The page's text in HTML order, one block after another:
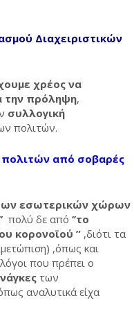
Διαχειριστικών
χρέος να
την πρόληψη,
συλλογική
πολιτών.
πολιτών από σοβαρές
εσωτερικών χώρων
πολύ δε από ‘’το
κορονοϊού ” ,διότι τα
,όπως και
που πρέπει ο
των
αναλυτικά είχα